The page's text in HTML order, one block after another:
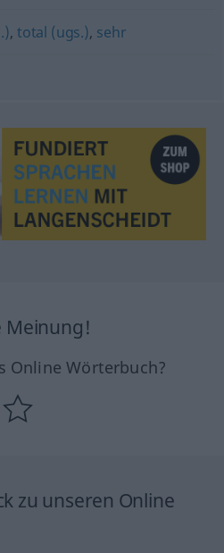
, total (ugs.), sehr
Meinung!
Online Wörterbuch?
zu unseren Online